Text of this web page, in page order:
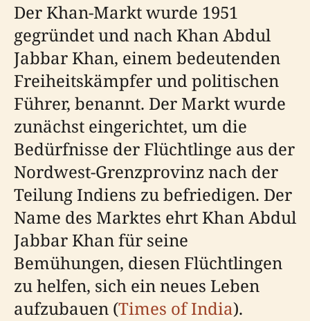
Der Khan-Markt wurde 1951
gegründet und nach Khan Abdul
Jabbar Khan, einem bedeutenden
Freiheitskämpfer und politischen
Führer, benannt. Der Markt wurde
zunächst eingerichtet, um die
Bedürfnisse der Flüchtlinge aus der
Nordwest-Grenzprovinz nach der
Teilung Indiens zu befriedigen. Der
Name des Marktes ehrt Khan Abdul
Jabbar Khan für seine
Bemühungen, diesen Flüchtlingen
zu helfen, sich ein neues Leben
aufzubauen (Times of India).